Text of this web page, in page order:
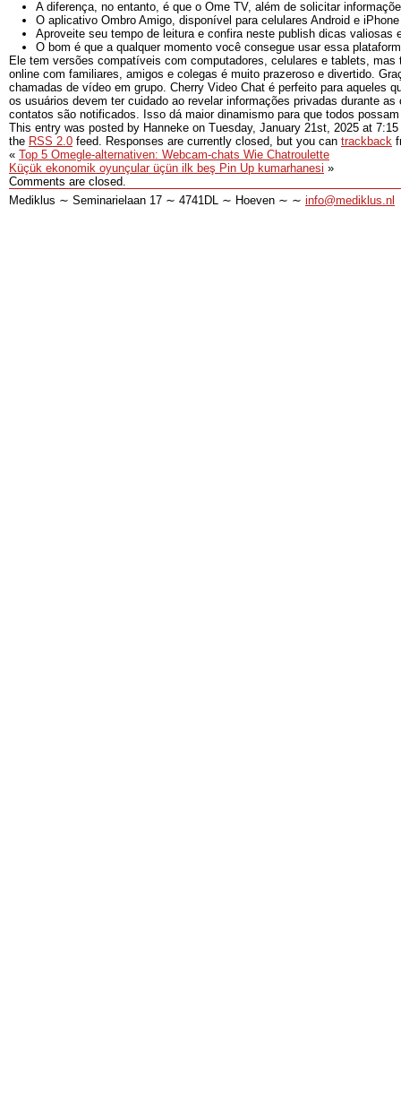
A diferença, no entanto, é que o Ome TV, além de solicitar
O aplicativo Ombro Amigo, disponível para celulares Android e
Aproveite seu tempo de leitura e confira neste publish dicas valiosas
O bom é que a qualquer momento você consegue usar essa
Ele tem versões compatíveis com computadores, celulares e tablets,
online com familiares, amigos e colegas é muito prazeroso e divertido.
chamadas de vídeo em grupo. Cherry Video Chat é perfeito para aqueles
os usuários devem ter cuidado ao revelar informações privadas durante
contatos são notificados. Isso dá maior dinamismo para que todos
This entry was posted by Hanneke on Tuesday, January 21st, 2025 at 7:15
the RSS 2.0 feed. Responses are currently closed, but you can trackback
« Top 5 Omegle-alternativen: Webcam-chats Wie Chatroulette
Küçük ekonomik oyunçular üçün ilk beş Pin Up kumarhanesi »
Comments are closed.
Mediklus ∼ Seminarielaan 17 ∼ 4741DL ∼ Hoeven ∼ ∼ info@mediklus.nl